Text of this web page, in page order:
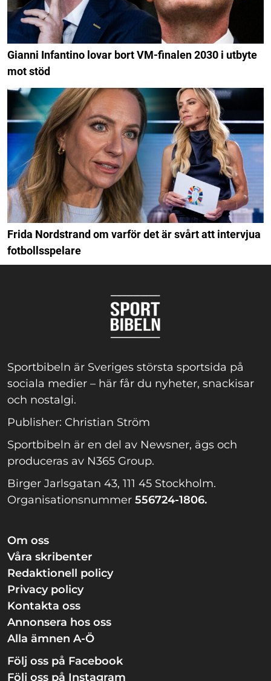
Gianni Infantino lovar bort VM-finalen 2030 i utbyte
mot stöd
Frida Nordstrand om varför det är svårt att intervjua
fotbollsspelare
Sportbibeln är Sveriges största sportsida på
sociala medier – här får du nyheter, snackisar
och nostalgi.
Publisher: Christian Ström
Sportbibeln är en del av Newsner, ägs och
produceras av N365 Group.
Birger Jarlsgatan 43, 111 45 Stockholm.
Organisationsnummer 556724-1806.
Om oss
Våra skribenter
Redaktionell policy
Privacy policy
Kontakta oss
Annonsera hos oss
Alla ämnen A-Ö
Följ oss på Facebook
Följ oss på Instagram